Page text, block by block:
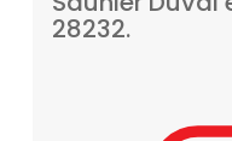
28232.